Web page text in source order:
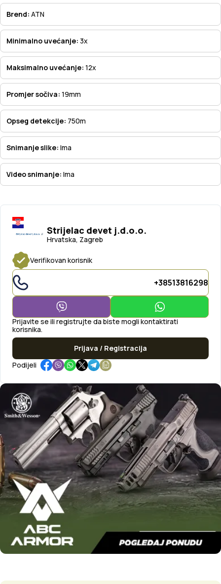
Strijelac devet j.d.o.o.
Hrvatska, Zagreb
Verifikovan korisnik
+38513816298
Prijavite se ili registrujte da biste mogli kontaktirati
korisnika.
Prijava / Registracija
Podijeli
Brend: ATN
Minimalno uvećanje: 3x
Maksimalno uvećanje: 12x
Promjer sočiva: 19mm
Opseg detekcije: 750m
Snimanje slike: Ima
Video snimanje: Ima